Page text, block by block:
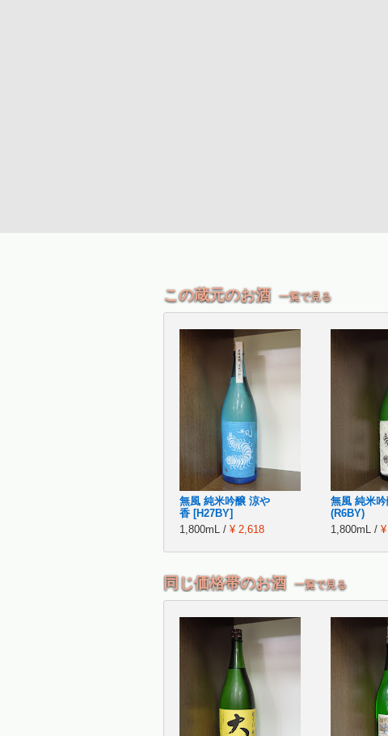
この蔵元のお酒 一覧で見る
無風 純米吟醸 涼や
香 [H27BY]
1,800mL / ¥ 2,618
無風 純米
(R6BY)
1,800mL /
同じ価格帯のお酒 一覧で見る